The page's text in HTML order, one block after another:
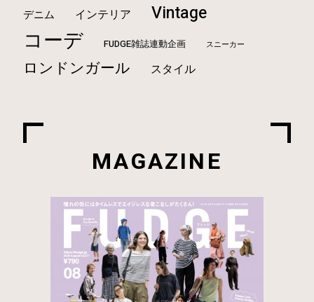
デニム インテリア Vintage
コーデ FUDGE雑誌連動企画 スニーカー
ロンドンガール スタイル
MAGAZINE